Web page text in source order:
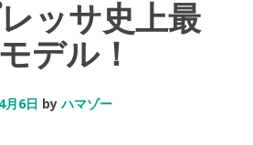
ッサ史上最
デル！
月6日 byハマゾー